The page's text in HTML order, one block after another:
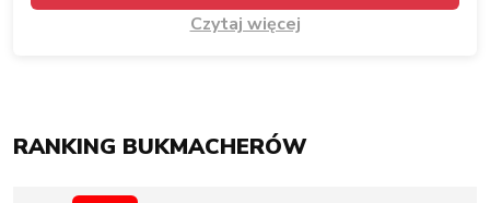
Czytaj więcej
RANKING BUKMACHERÓW